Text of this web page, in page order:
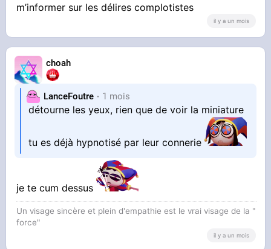
m’informer sur les délires complotistes
il y a un mois
choah
LanceFoutre 1 mois
détourne les yeux, rien que de voir la miniature
tu es déjà hypnotisé par leur connerie
je te cum dessus
Un visage sincère et plein d'empathie est le vrai visage de la "
force"
il y a un mois